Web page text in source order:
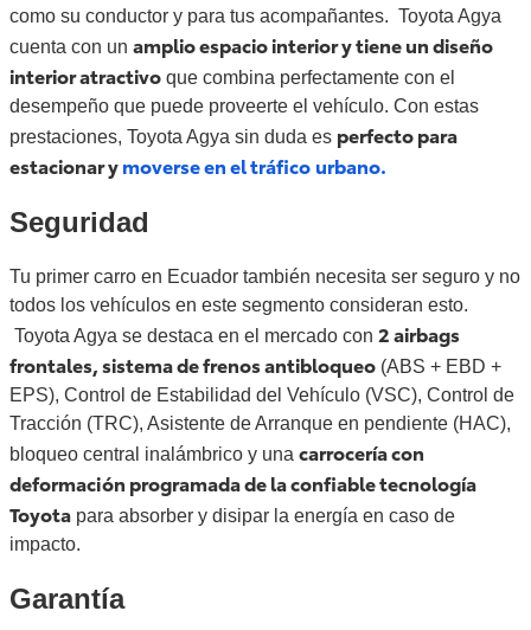
como su conductor y para tus acompañantes. Toyota Agya
cuenta con un amplio espacio interior y tiene un diseño
interior atractivo que combina perfectamente con el
desempeño que puede proveerte el vehículo. Con estas
prestaciones, Toyota Agya sin duda es perfecto para
estacionar ymoverse en el tráfico urbano.
Seguridad
Tu primer carro en Ecuador también necesita ser seguro y no
todos los vehículos en este segmento consideran esto.
Toyota Agya se destaca en el mercado con 2 airbags
frontales, sistema de frenos antibloqueo (ABS + EBD +
EPS), Control de Estabilidad del Vehículo (VSC), Control de
Tracción (TRC), Asistente de Arranque en pendiente (HAC),
bloqueo central inalámbrico y una carrocería con
deformación programada de la confiable tecnología
Toyota para absorber y disipar la energía en caso de
impacto.
Garantía